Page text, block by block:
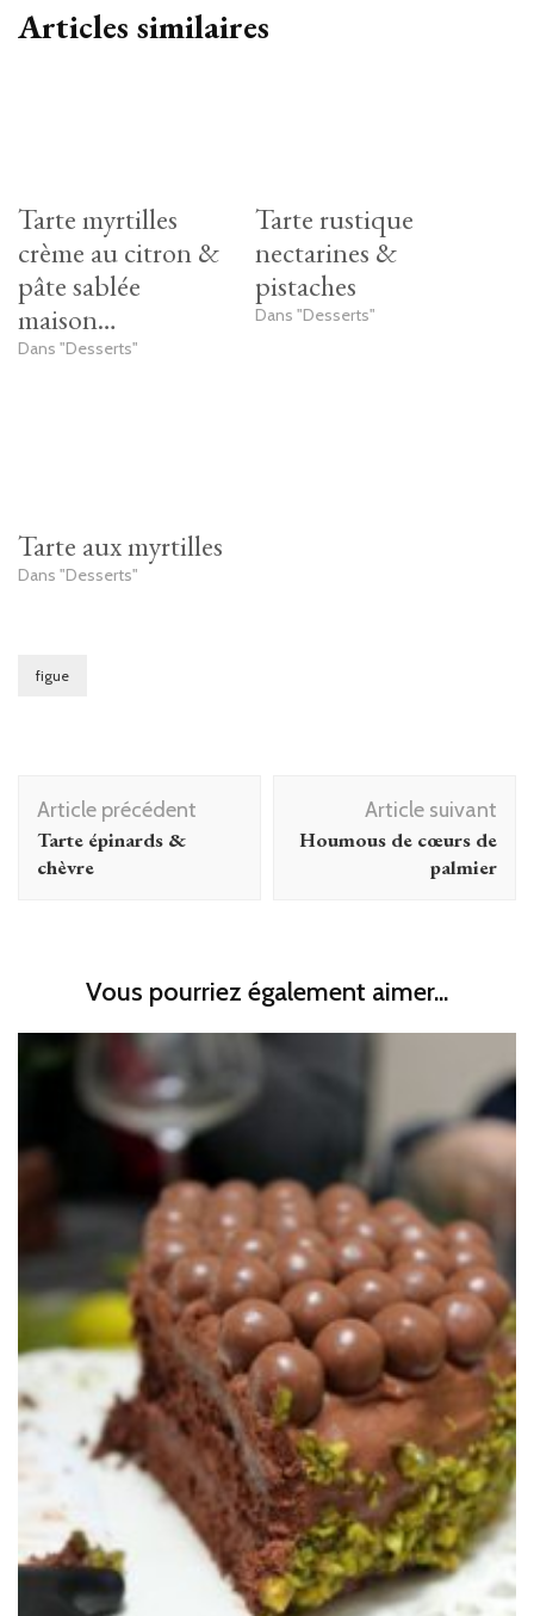
Articles similaires
Tarte myrtilles
crème au citron &
pâte sablée
maison…
Dans "Desserts"
Tarte rustique
nectarines &
pistaches
Dans "Desserts"
Tarte aux myrtilles
Dans "Desserts"
figue
Navigation
d'article
Article précédent
Tarte épinards &
chèvre
Article suivant
Houmous de cœurs de
palmier
Vous pourriez également aimer...